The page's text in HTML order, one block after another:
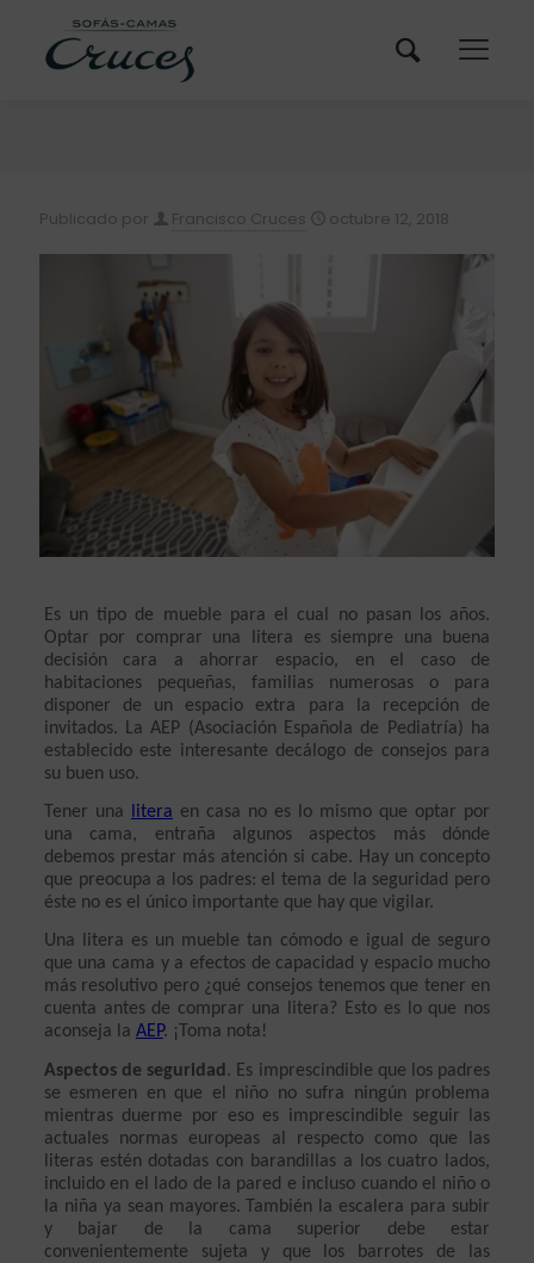
Publicado por Francisco Cruces octubre 12, 2018
Es un tipo de mueble para el cual no pasan los años.
Optar por comprar una litera es siempre una buena
decisión cara a ahorrar espacio, en el caso de
habitaciones pequeñas, familias numerosas o para
disponer de un espacio extra para la recepción de
invitados. La AEP (Asociación Española de Pediatría) ha
establecido este interesante decálogo de consejos para
su buen uso.
Tener una litera en casa no es lo mismo que optar por
una cama, entraña algunos aspectos más dónde
debemos prestar más atención si cabe. Hay un concepto
que preocupa a los padres: el tema de la seguridad pero
éste no es el único importante que hay que vigilar.
Una litera es un mueble tan cómodo e igual de seguro
que una cama y a efectos de capacidad y espacio mucho
más resolutivo pero ¿qué consejos tenemos que tener en
cuenta antes de comprar una litera? Esto es lo que nos
aconseja la AEP. ¡Toma nota!
Aspectos de seguridad . Es imprescindible que los padres
se esmeren en que el niño no sufra ningún problema
mientras duerme por eso es imprescindible seguir las
actuales normas europeas al respecto como que las
literas estén dotadas con barandillas a los cuatro lados,
incluido en el lado de la pared e incluso cuando el niño o
la niña ya sean mayores. También la escalera para subir
y bajar de la cama superior debe estar
convenientemente sujeta y que los barrotes de las